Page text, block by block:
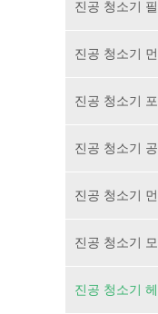
진공 청소기
진공 청소기
진공 청소기 포
진공 청소기
진공 청소기
진공 청소기 모
진공 청소기